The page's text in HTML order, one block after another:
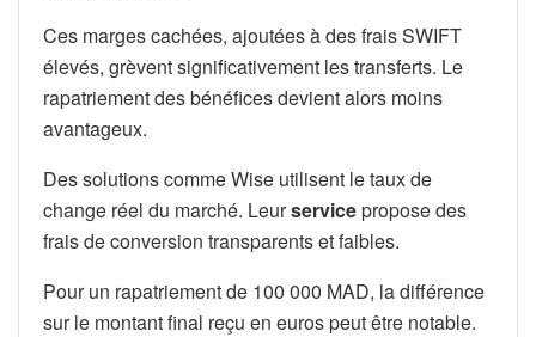
Ces marges cachées, ajoutées à des frais SWIFT
élevés, grèvent significativement les transferts. Le
rapatriement des bénéfices devient alors moins
avantageux.
Des solutions comme Wise utilisent le taux de
change réel du marché. Leurservicepropose des
frais de conversion transparents et faibles.
Pour un rapatriement de 100 000 MAD, la différence
sur le montant final reçu en euros peut être notable.